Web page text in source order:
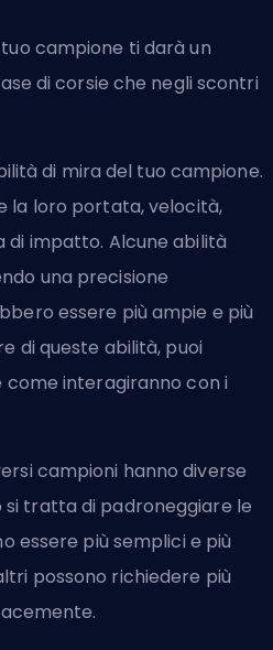
campione ti darà un
di corsie che negli scontri
di mira del tuo campione.
la loro portata, velocità,
di impatto. Alcune abilità
una precisione
essere più ampie e più
di queste abilità, puoi
interagiranno con i
campioni hanno diverse
tratta di padroneggiare le
essere più semplici e più
possono richiedere più